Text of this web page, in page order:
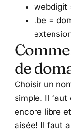
webdigit
.be =
extension
de
Choisir un
simple. Il faut
encore libre
aisée! Il faut